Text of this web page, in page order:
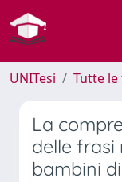
UNITesi Tutte le
La
delle frasi
bambini